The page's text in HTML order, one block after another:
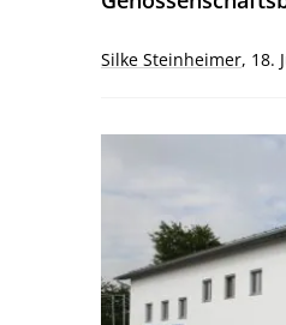
Silke Steinheimer, 18.